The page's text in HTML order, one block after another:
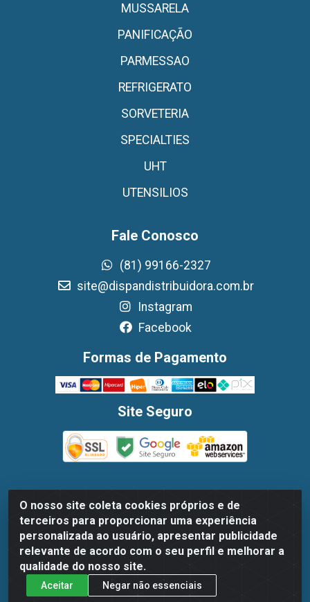
O nosso site coleta cookies próprios e de
terceiros para proporcionar uma experiência
personalizada ao usuário, apresentar publicidade
relevante de acordo com o seu perfil e melhorar a
qualidade do nosso site.
Aceitar
Negar não essenciais
MUSSARELA
PANIFICAÇÃO
PARMESSAO
REFRIGERATO
SORVETERIA
SPECIALTIES
UHT
UTENSILIOS
Fale Conosco
(81) 99166-2327
site@dispandistribuidora.com.br
Instagram
Facebook
Formas de Pagamento
Site Seguro
Dispan Distribuidora de Alimentos LTDA - Avenida
Marechal Mascarenhas De Moraes, 1048- Imbiribeira,
Recife/PE - CEP 51.170-000 - CNPJ 30.779.584/0003-78